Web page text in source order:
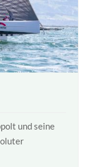
und seine